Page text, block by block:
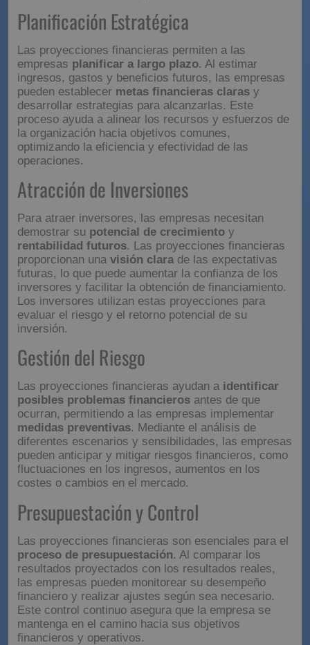
Planificación Estratégica
Las proyecciones financieras permiten a las
empresas planificar a largo plazo. Al estimar
ingresos, gastos y beneficios futuros, las empresas
pueden establecer metas financieras claras y
desarrollar estrategias para alcanzarlas. Este
proceso ayuda a alinear los recursos y esfuerzos de
la organización hacia objetivos comunes,
optimizando la eficiencia y efectividad de las
operaciones.
Atracción de Inversiones
Para atraer inversores, las empresas necesitan
demostrar su potencial de crecimiento y
rentabilidad futuros. Las proyecciones financieras
proporcionan una visión clarade las expectativas
futuras, lo que puede aumentar la confianza de los
inversores y facilitar la obtención de financiamiento.
Los inversores utilizan estas proyecciones para
evaluar el riesgo y el retorno potencial de su
inversión.
Gestión del Riesgo
Las proyecciones financieras ayudan a identificar
posibles problemas financieros antes de que
ocurran, permitiendo a las empresas implementar
medidas preventivas. Mediante el análisis de
diferentes escenarios y sensibilidades, las empresas
pueden anticipar y mitigar riesgos financieros, como
fluctuaciones en los ingresos, aumentos en los
costes o cambios en el mercado.
Presupuestación y Control
Las proyecciones financieras son esenciales para el
proceso de presupuestación. Al comparar los
resultados proyectados con los resultados reales,
las empresas pueden monitorear su desempeño
financiero y realizar ajustes según sea necesario.
Este control continuo asegura que la empresa se
mantenga en el camino hacia sus objetivos
financieros y operativos.